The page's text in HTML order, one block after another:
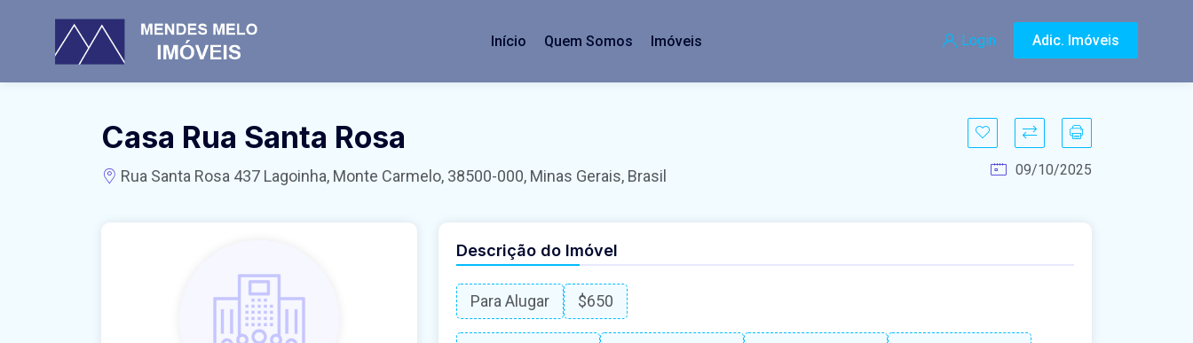
Início Quem Somos Imóveis Login Adic. Imóveis
Casa Rua Santa Rosa
Rua Santa Rosa 437 Lagoinha, Monte Carmelo, 38500-000, Minas Gerais, Brasil 09/10/2025
Descrição do Imóvel
Para Alugar $650